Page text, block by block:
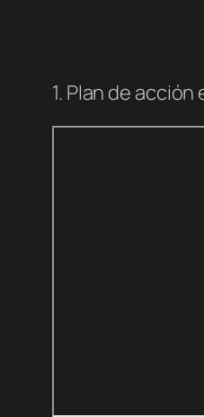
1. Plan de